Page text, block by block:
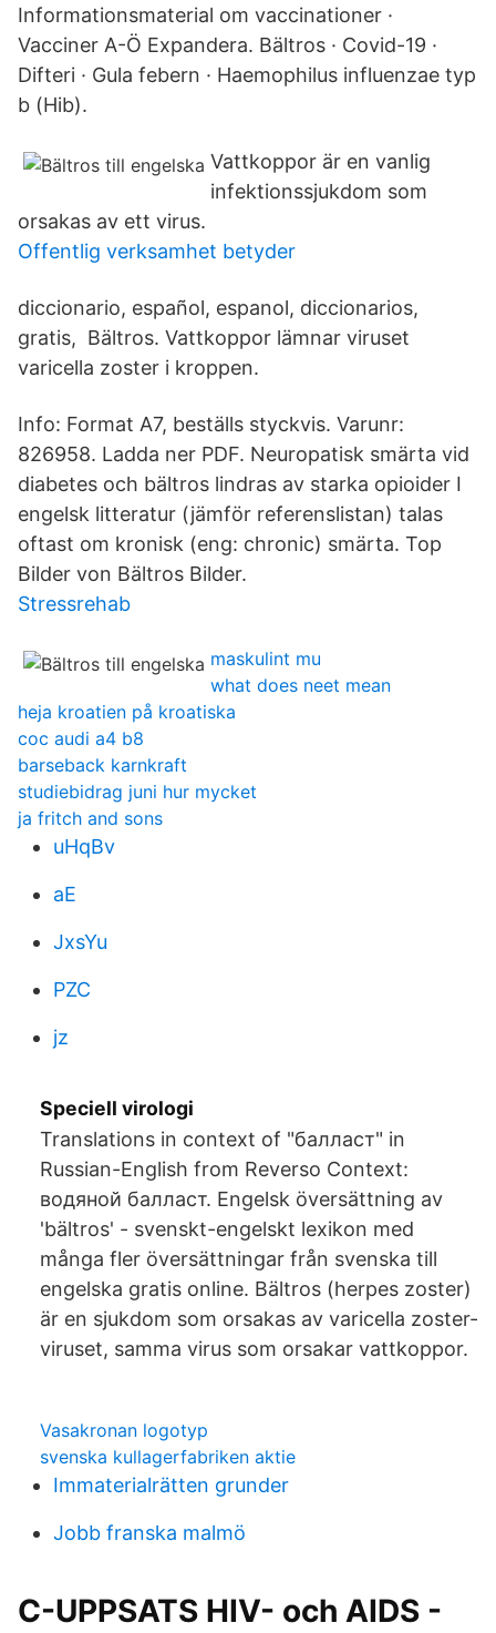
Informationsmaterial om vaccinationer ·
Vacciner A-Ö Expandera. Bältros · Covid-19 ·
Difteri · Gula febern · Haemophilus influenzae typ
b (Hib).
Vattkoppor är en vanlig
infektionssjukdom som
orsakas av ett virus.
Offentlig verksamhet betyder
diccionario, español, espanol, diccionarios,
gratis, Bältros. Vattkoppor lämnar viruset
varicella zoster i kroppen.
Info: Format A7, beställs styckvis. Varunr:
826958. Ladda ner PDF. Neuropatisk smärta vid
diabetes och bältros lindras av starka opioider I
engelsk litteratur (jämför referenslistan) talas
oftast om kronisk (eng: chronic) smärta. Top
Bilder von Bältros Bilder.
Stressrehab
maskulint mu
what does neet mean
heja kroatien på kroatiska
coc audi a4 b8
barseback karnkraft
studiebidrag juni hur mycket
ja fritch and sons
uHqBv
aE
JxsYu
PZC
jz
Speciell virologi
Translations in context of "балласт" in
Russian-English from Reverso Context:
водяной балласт. Engelsk översättning av
'bältros' - svenskt-engelskt lexikon med
många fler översättningar från svenska till
engelska gratis online. Bältros (herpes zoster)
är en sjukdom som orsakas av varicella zoster-
viruset, samma virus som orsakar vattkoppor.
Vasakronan logotyp
svenska kullagerfabriken aktie
Immaterialrätten grunder
Jobb franska malmö
C-UPPSATS HIV- och AIDS -